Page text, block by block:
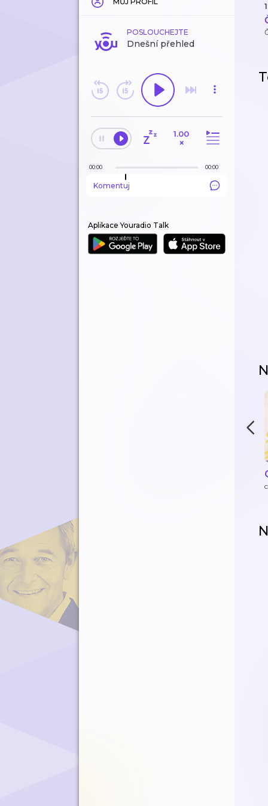
POSLOUCHEJTE
Dnešní přehled
1.00
×
00:00 00:00
Komentuj
Aplikace Youradio Talk